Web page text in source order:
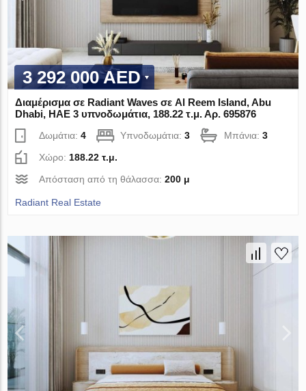
3 292 000 AED
Διαμέρισμα σε Radiant Waves σε Al Reem Island, Abu
Dhabi, ΗΑΕ 3 υπνοδωμάτια, 188.22 τ.μ. Αρ. 695876
Δωμάτια:4 Υπνοδωμάτια:3 Μπάνια:3
Χώρο: 188.22 τ.μ.
Απόσταση από τη θάλασσα:200 μ
Radiant Real Estate